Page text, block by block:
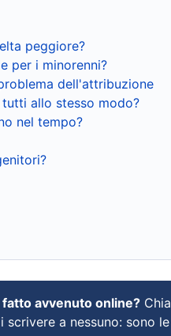
peggiore?
per i minorenni?
dell'attribuzione
allo stesso modo?
nel tempo?
avvenuto online?
a nessuno: sono